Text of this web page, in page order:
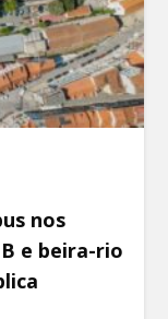
nos
e beira-rio